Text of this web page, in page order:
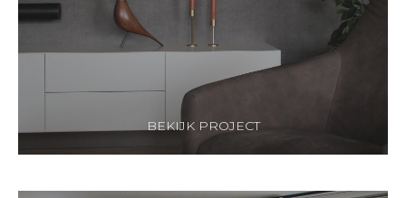
BEKIJK PROJECT